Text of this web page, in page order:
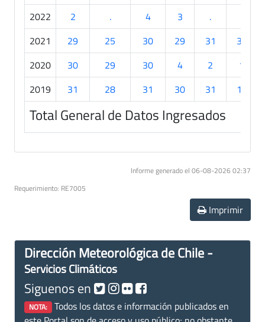
2022
2 . 4 3 .
2021
29 25 30 29 31
30
2020
30 29 30 4 2
1
2019
31 28 31 30 31 10
Total General de Datos Ingresados
Informe generado el 06-08-2026 02:37
Requerimiento: RE7005
Imprimir
Dirección Meteorológica de Chile -
Servicios Climáticos
Siguenos en
NOTA: Todos los datos e información publicados en